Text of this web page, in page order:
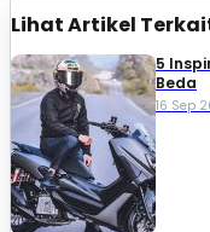
Lihat Artikel
5
Beda
16 Sep